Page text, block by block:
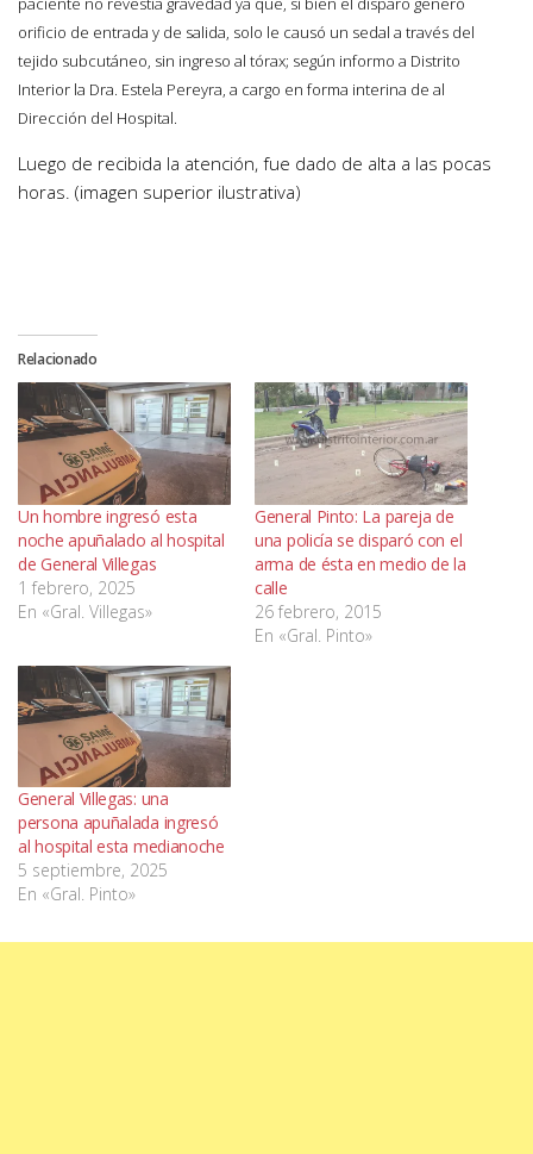
orificio de entrada y de salida, solo le causó un sedal a través del
tejido subcutáneo, sin ingreso al tórax; según informo a Distrito
Interior la Dra. Estela Pereyra, a cargo en forma interina de al
Dirección del Hospital.
Luego de recibida la atención, fue dado de alta a las pocas
horas. (imagen superior ilustrativa)
Relacionado
Un hombre ingresó esta
noche apuñalado al hospital
de General Villegas
1 febrero, 2025
En «Gral. Villegas»
General Pinto: La pareja de
una policía se disparó con el
arma de ésta en medio de la
calle
26 febrero, 2015
En «Gral. Pinto»
General Villegas: una
persona apuñalada ingresó
al hospital esta medianoche
5 septiembre, 2025
En «Gral. Pinto»